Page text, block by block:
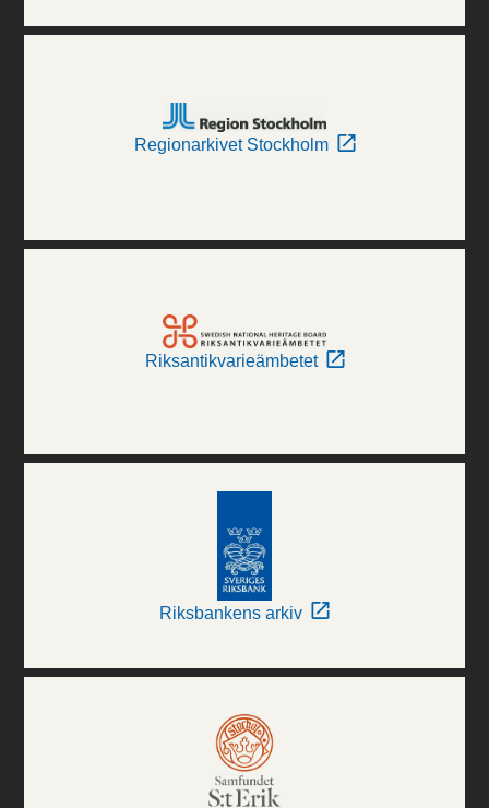
Regionarkivet Stockholm
Riksantikvarieämbetet
Riksbankens arkiv